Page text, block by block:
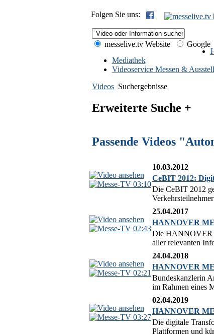
Folgen Sie uns:
messelive.tv Website
Google
Mediathek
Videoservice Messen &
Videos Suchergebnisse
Erweiterte Suche +
Passende Videos
03:10
10.03.2012
CeBIT 2012:
Die CeBIT 2012
02:43
25.04.2017
HANNOVER
Die HANNOVER
aller relevanten
02:21
24.04.2018
HANNOVER
Bundeskanzlerin
im Rahmen eines
03:27
02.04.2019
HANNOVER
Die digitale
Plattformen und